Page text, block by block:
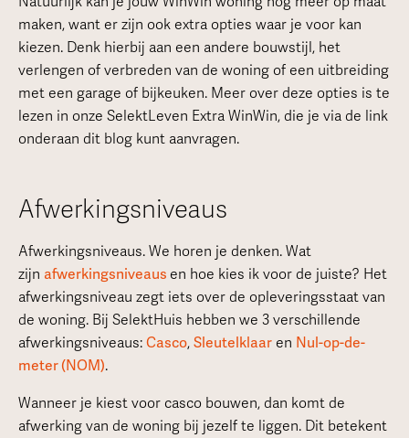
maken, want er zijn ook extra opties waar je voor kan
kiezen. Denk hierbij aan een andere bouwstijl, het
verlengen of verbreden van de woning of een uitbreiding
met een garage of bijkeuken. Meer over deze opties is te
lezen in onze SelektLeven Extra WinWin, die je via de link
onderaan dit blog kunt aanvragen.
Afwerkingsniveaus
Afwerkingsniveaus. We horen je denken. Wat
zijn afwerkingsniveaus en hoe kies ik voor de juiste? Het
afwerkingsniveau zegt iets over de opleveringsstaat van
de woning. Bij SelektHuis hebben we 3 verschillende
afwerkingsniveaus: Casco, Sleutelklaaren Nul-op-de-
meter (NOM).
Wanneer je kiest voor casco bouwen, dan komt de
afwerking van de woning bij jezelf te liggen. Dit betekent